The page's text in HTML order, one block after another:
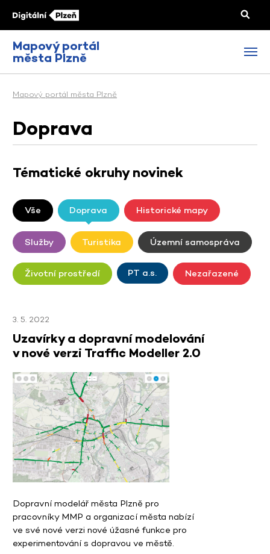
Mapový portál
města Plzně
Mapový portál města Plzně
Doprava
Tématické okruhy novinek
Vše Doprava Historické mapy
Služby Turistika Územní samospráva
Životní prostředí PT a.s. Nezařazené
3. 5. 2022
Uzavírky a dopravní modelování
v nové verzi Traffic Modeller 2.0
Dopravní modelář města Plzně pro
pracovníky MMP a organizací města nabízí
ve své nové verzi nové úžasné funkce pro
experimentování s dopravou ve městě.